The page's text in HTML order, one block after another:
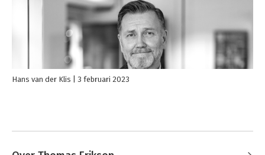
Hans van der Klis 3 februari 2023